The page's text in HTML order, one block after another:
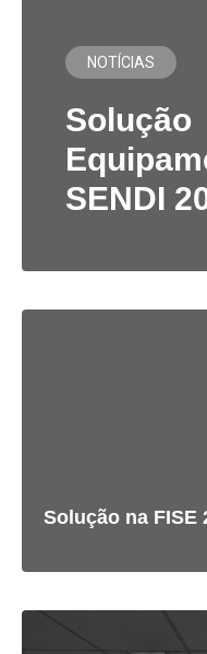
NOTÍCIAS
Solução
SENDI
Solução na FISE